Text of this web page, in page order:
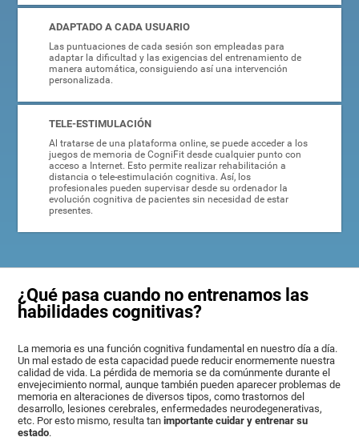
ADAPTADO A CADA USUARIO
Las puntuaciones de cada sesión son empleadas para
adaptar la dificultad y las exigencias del entrenamiento de
manera automática, consiguiendo así una intervención
personalizada.
TELE-ESTIMULACIÓN
Al tratarse de una plataforma online, se puede acceder a los
juegos de memoria de CogniFit desde cualquier punto con
acceso a Internet. Esto permite realizar rehabilitación a
distancia o tele-estimulación cognitiva. Así, los
profesionales pueden supervisar desde su ordenador la
evolución cognitiva de pacientes sin necesidad de estar
presentes.
¿Qué pasa cuando no entrenamos las
habilidades cognitivas?
La memoria es una función cognitiva fundamental en nuestro día a día.
Un mal estado de esta capacidad puede reducir enormemente nuestra
calidad de vida. La pérdida de memoria se da comúnmente durante el
envejecimiento normal, aunque también pueden aparecer problemas de
memoria en alteraciones de diversos tipos, como trastornos del
desarrollo, lesiones cerebrales, enfermedades neurodegenerativas,
etc. Por esto mismo, resulta tanimportante cuidar y entrenar su
estado.